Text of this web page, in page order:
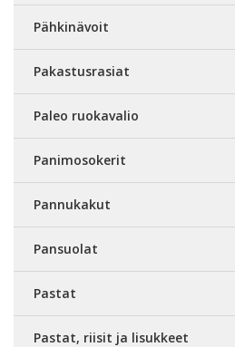
Pähkinävoit
Pakastusrasiat
Paleo ruokavalio
Panimosokerit
Pannukakut
Pansuolat
Pastat
Pastat, riisit ja lisukkeet